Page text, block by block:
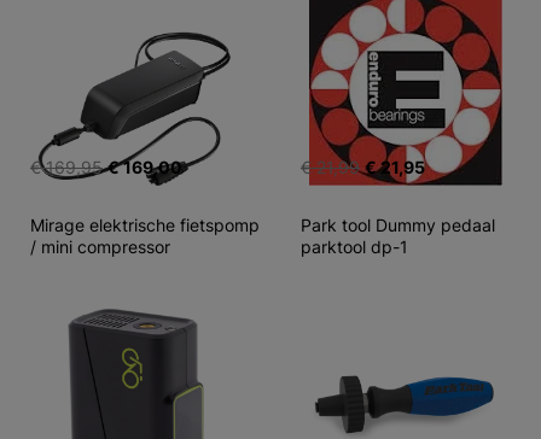
€ 169,95 € 169,00 € 21,99 € 21,95
Mirage elektrische fietspomp
/ mini compressor
Park tool Dummy pedaal
parktool dp-1